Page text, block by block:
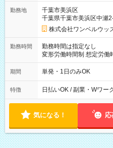
なし
勤務地
千葉市美浜区
千葉県千葉市美浜区中瀬
株式会社ワンベルウッ
勤務時間
勤務時間は指定なし
変形労働時間制 想定労働時間160時間
19：00
期間 単発・1日のみOK
特徴 日払いOK / 副業・Wワー
気になる！ 応